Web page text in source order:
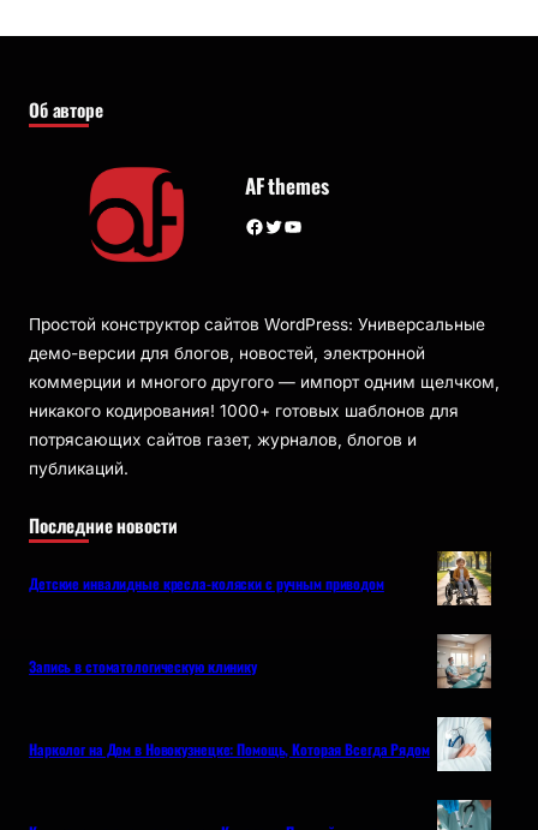
к
Об авторе
AF themes
Facebook Twitter YouTube
Простой конструктор сайтов WordPress: Универсальные
демо-версии для блогов, новостей, электронной
коммерции и многого другого — импорт одним щелчком,
никакого кодирования! 1000+ готовых шаблонов для
потрясающих сайтов газет, журналов, блогов и
публикаций.
Последние новости
Детские инвалидные кресла-коляски с ручным приводом
Запись в стоматологическую клинику
Нарколог на Дом в Новокузнецке: Помощь, Которая Всегда Рядом